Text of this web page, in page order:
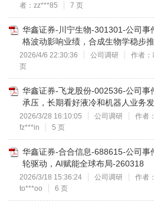
者：zz***85
7 页
华鑫证券-川宁生物-301301-公司事
格波动影响业绩，合成生物学稳步
2026/4/6 22:30:36 公司调研 作者：
页
华鑫证券-飞龙股份-002536-公司事
承压，长期看好液冷和机器人业务
2026/3/28 16:10:05 公司调研 作者
fz***in
5 页
华鑫证券-合合信息-688615-公司事
轮驱动，AI赋能全球布局-260318
2026/3/18 15:36:24 公司调研 作者
to***oo
6 页